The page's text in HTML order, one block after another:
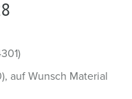
auf Wunsch Material